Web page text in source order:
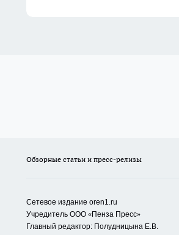
Обзорные статьи и пресс-релизы
Сетевое издание oren1.ru
Учредитель ООО «Пенза Пресс»
Главный редактор: Полудницына Е.В.